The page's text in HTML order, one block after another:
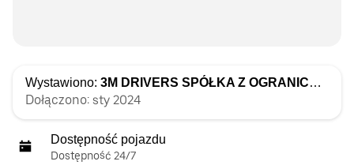
Wystawiono: 3M DRIVERS SPÓŁKA Z OGRANICZONĄ ODPOWIEDZIALNOŚCIĄ
Dołączono: sty 2024
Dostępność pojazdu
Dostępność 24/7